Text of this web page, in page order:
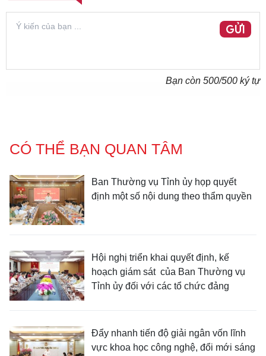
GỬI
Bạn còn 500/500 ký tự
CÓ THỂ BẠN QUAN TÂM
Ban Thường vụ Tỉnh ủy họp quyết
định một số nội dung theo thẩm quyền
Hội nghị triển khai quyết định, kế
hoạch giám sát của Ban Thường vụ
Tỉnh ủy đối với các tổ chức đảng
Đẩy nhanh tiến độ giải ngân vốn lĩnh
vực khoa học công nghệ, đổi mới sáng